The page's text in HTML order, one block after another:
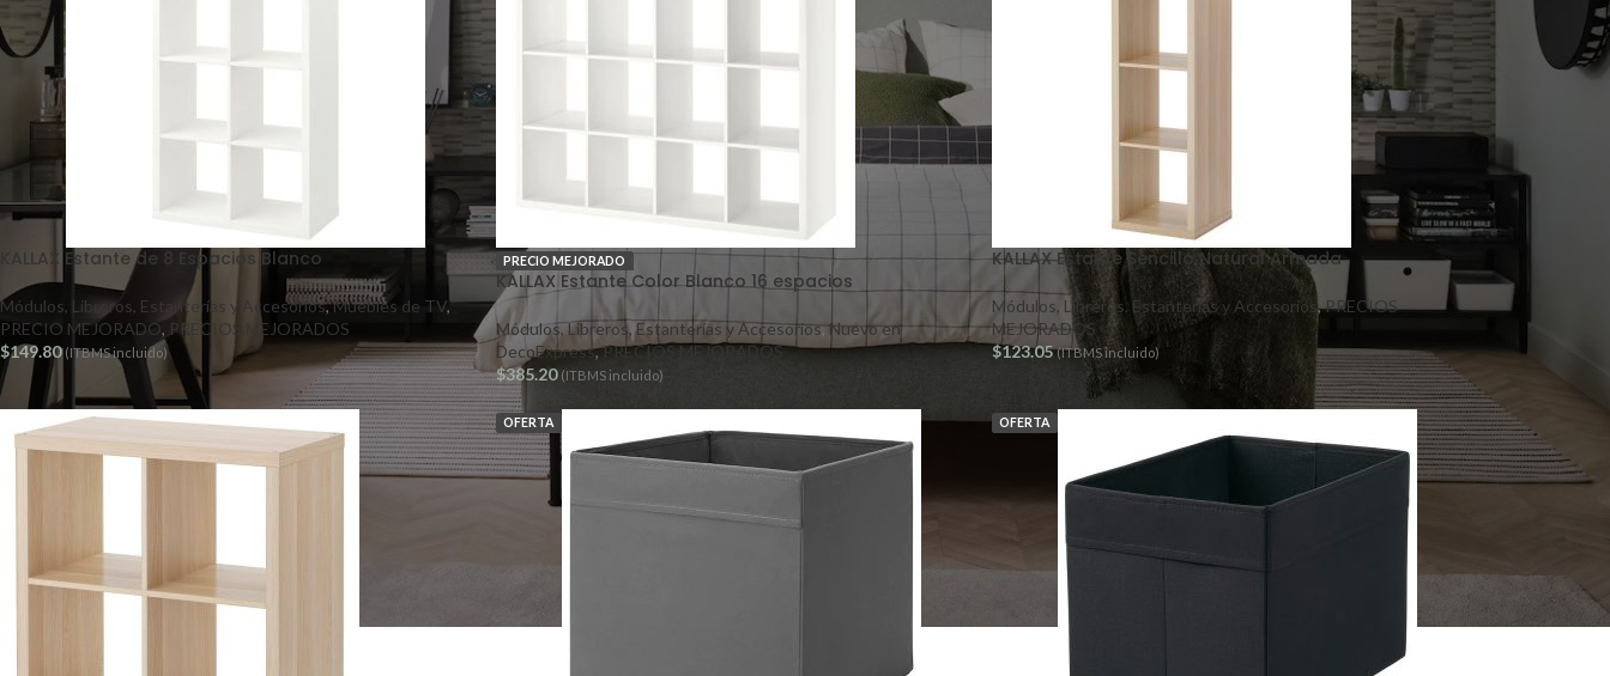
KALLAX Estante de 8 Espacios Blanco
Módulos, Libreros, Estanterías y Accesorios,Muebles de TV,
PRECIO MEJORADO, PRECIOS MEJORADOS
$149.80 (ITBMS incluido)
PRECIO MEJORADO
KALLAX Estante Color Blanco 16 espacios
Módulos, Libreros, Estanterías y Accesorios, Nuevo en
DecoExpress,PRECIOS MEJORADOS
$385.20 (ITBMS incluido)
KALLAX Estante Sencillo Natural Armada
Módulos, Libreros, Estanterías y Accesorios,PRECIOS
MEJORADOS
$123.05 (ITBMS incluido)
OFERTA OFERTA